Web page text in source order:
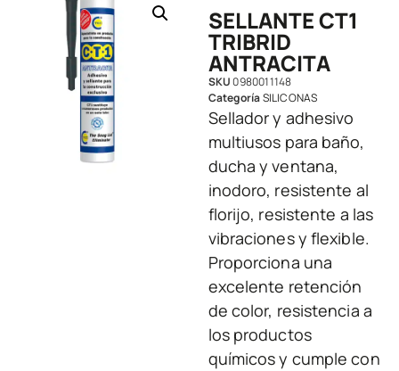
SELLANTE CT1
TRIBRID
ANTRACITA
SKU0980011148
CategoríaSILICONAS
Sellador y adhesivo
multiusos para baño,
ducha y ventana,
inodoro, resistente al
florijo, resistente a las
vibraciones y flexible.
Proporciona una
excelente retención
de color, resistencia a
los productos
químicos y cumple con